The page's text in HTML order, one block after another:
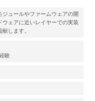
ュールやファームウェアの開
ェアに近いレイヤーでの実装
します。
験